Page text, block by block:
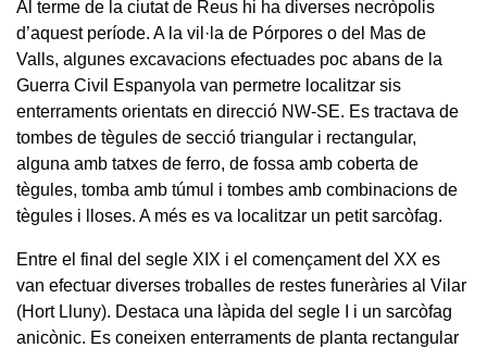
Al terme de la ciutat de Reus hi ha diverses necròpolis
d’aquest període. A la vil·la de Pórpores o del Mas de
Valls, algunes excavacions efectuades poc abans de la
Guerra Civil Espanyola van permetre localitzar sis
enterraments orientats en direcció NW-SE. Es tractava de
tombes de tègules de secció triangular i rectangular,
alguna amb tatxes de ferro, de fossa amb coberta de
tègules, tomba amb túmul i tombes amb combinacions de
tègules i lloses. A més es va localitzar un petit sarcòfag.
Entre el final del segle XIX i el començament del XX es
van efectuar diverses troballes de restes funeràries al Vilar
(Hort Lluny). Destaca una làpida del segle I i un sarcòfag
anicònic. Es coneixen enterraments de planta rectangular